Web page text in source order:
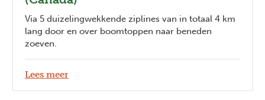
Via 5 duizelingwekkende ziplines van in totaal 4 km
lang door en over boomtoppen naar beneden
zoeven.
Lees meer